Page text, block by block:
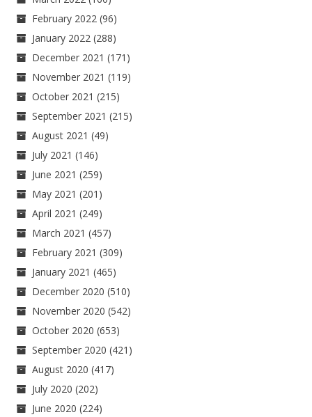
February 2022 (96)
January 2022 (288)
December 2021 (171)
November 2021 (119)
October 2021 (215)
September 2021 (215)
August 2021 (49)
July 2021 (146)
June 2021 (259)
May 2021 (201)
April 2021 (249)
March 2021 (457)
February 2021 (309)
January 2021 (465)
December 2020 (510)
November 2020 (542)
October 2020 (653)
September 2020 (421)
August 2020 (417)
July 2020 (202)
June 2020 (224)